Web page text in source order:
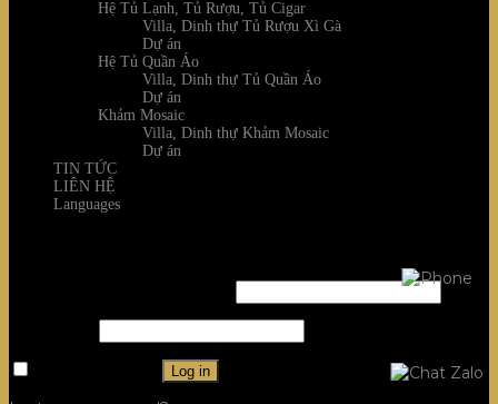
Hệ Tủ Lạnh, Tủ Rượu, Tủ Cigar
Villa, Dinh thự Tủ Rượu Xì Gà
Dự án
Hệ Tủ Quần Áo
Villa, Dinh thự Tủ Quần Áo
Dự án
Khảm Mosaic
Villa, Dinh thự Khảm Mosaic
Dự án
TIN TỨC
LIÊN HỆ
Languages
Log in